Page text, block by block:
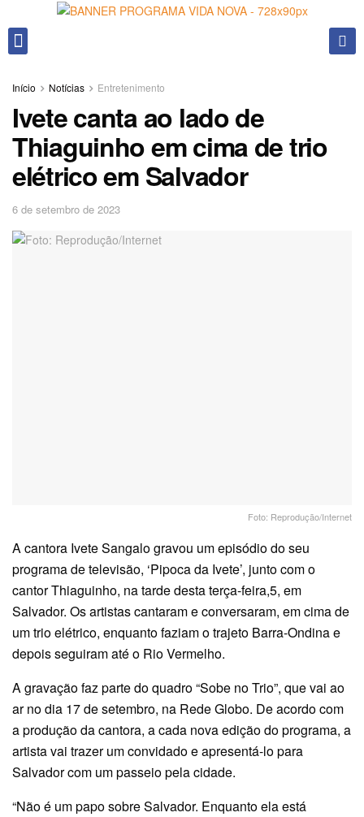
Início Notícias Entretenimento
Ivete canta ao lado de
Thiaguinho em cima de trio
elétrico em Salvador
6 de setembro de 2023
Foto: Reprodução/Internet
A cantora Ivete Sangalo gravou um episódio do seu
programa de televisão, ‘Pipoca da Ivete’, junto com o
cantor Thiaguinho, na tarde desta terça-feira,5, em
Salvador. Os artistas cantaram e conversaram, em cima de
um trio elétrico, enquanto faziam o trajeto Barra-Ondina e
depois seguiram até o Rio Vermelho.
A gravação faz parte do quadro “Sobe no Trio”, que vai ao
ar no dia 17 de setembro, na Rede Globo. De acordo com
a produção da cantora, a cada nova edição do programa, a
artista vai trazer um convidado e apresentá-lo para
Salvador com um passeio pela cidade.
“Não é um papo sobre Salvador. Enquanto ela está